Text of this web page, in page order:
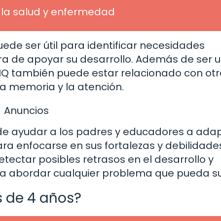
salud y enfermedad
ser útil para identificar necesidades
de apoyar su desarrollo. Además de ser
también puede estar relacionado con
memoria y la atención.
Anuncios
ayudar a los padres y educadores a
enfocarse en sus fortalezas y
posibles retrasos en el desarrollo y
abordar cualquier problema que pueda
de 4 años?